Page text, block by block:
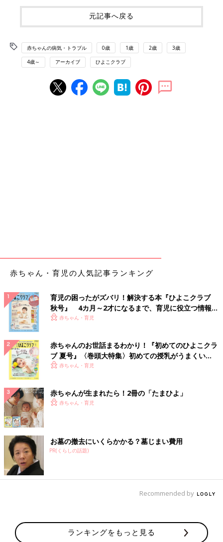
元記事へ戻る
赤ちゃんの病気・トラブル 0歳 1歳 2歳 3歳
4歳～ アーカイブ ひよこクラブ
赤ちゃん・育児の人気記事ランキング
育児の困ったがズバリ！解決する本『ひよこクラブ
秋号』 4カ月～2才になるまで、育児に役立つ情報が
いっぱい！
赤ちゃん・育児
赤ちゃんのお世話まるわかり！『初めてのひよこクラ
ブ 夏号』〈巻頭大特集〉初めての授乳がうまくい
く！ おっぱい・ミルクの基本と夏のトラブル 解決テ
赤ちゃん・育児
赤ちゃんが生まれたら！2冊の「たまひよ」
赤ちゃん・育児
お墓の撤去にいくらかかる？墓じまい費用
PR(くらしの話題)
Recommended by
ランキングをもっと見る